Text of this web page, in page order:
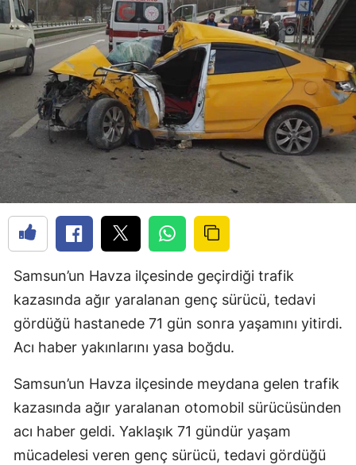
Samsun’un Havza ilçesinde geçirdiği trafik
kazasında ağır yaralanan genç sürücü, tedavi
gördüğü hastanede 71 gün sonra yaşamını yitirdi.
Acı haber yakınlarını yasa boğdu.
Samsun’un Havza ilçesinde meydana gelen trafik
kazasında ağır yaralanan otomobil sürücüsünden
acı haber geldi. Yaklaşık 71 gündür yaşam
mücadelesi veren genç sürücü, tedavi gördüğü